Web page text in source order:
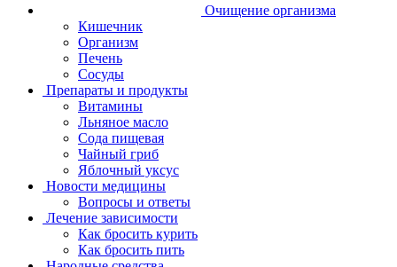
Очищение организма
Кишечник
Организм
Печень
Сосуды
Препараты и продукты
Витамины
Льняное масло
Сода пищевая
Чайный гриб
Яблочный уксус
Новости медицины
Вопросы и ответы
Лечение зависимости
Как бросить курить
Как бросить пить